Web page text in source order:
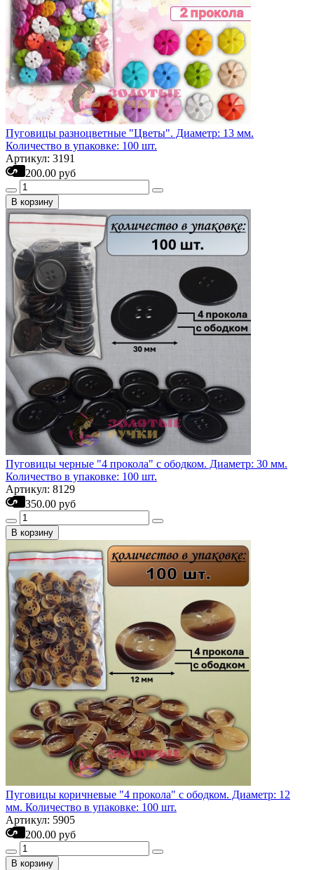
Пуговицы разноцветные "Цветы". Диаметр: 13 мм.
Количество в упаковке: 100 шт.
Артикул: 3191
200.00 руб
В корзину
Пуговицы черные "4 прокола" с ободком. Диаметр: 30 мм.
Количество в упаковке: 100 шт.
Артикул: 8129
350.00 руб
В корзину
Пуговицы коричневые "4 прокола" с ободком. Диаметр: 12
мм. Количество в упаковке: 100 шт.
Артикул: 5905
200.00 руб
В корзину